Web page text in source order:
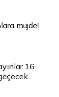
müjde!
16